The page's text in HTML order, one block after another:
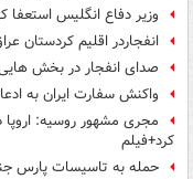
وزیر دفاع انگلیس استعفا
انفجاردر اقلیم کردستان
صدای انفجار در بخش
واکنش سفارت ایران به
کرد+فیلم
حمله به تاسیسات پارس